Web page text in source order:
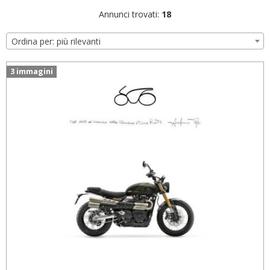
Annunci trovati: 18
Ordina per: più rilevanti
3 immagini